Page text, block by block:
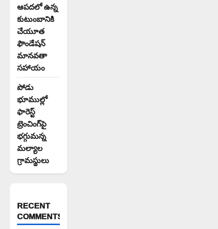
ఆపదలో ఉన్న
కుటుంబానికి
చేయూత
ఫౌండేషన్
మానవతా
సహాయం
పోడు
భూముల్లో
ఫారెస్ట్
ట్రెంచింగ్‌పై
భగ్గుమన్న
మల్యాల
గ్రామస్థులు
RECENT
COMMENTS